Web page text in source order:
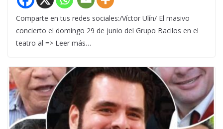
Comparte en tus redes sociales:/Víctor Ulín/ El masivo
concierto el domingo 29 de junio del Grupo Bacilos en el
teatro al => Leer más…